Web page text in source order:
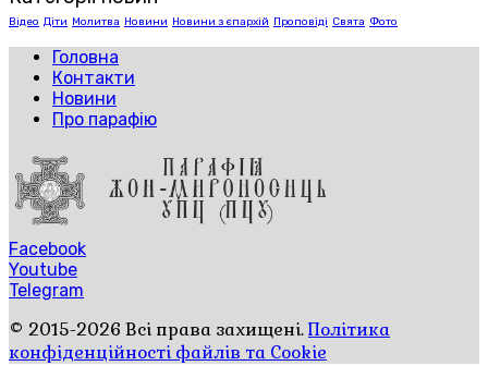
Відео Діти Молитва Новини Новини з єпархій Проповіді Свята Фото
Головна
Контакти
Новини
Про парафію
Facebook
Youtube
Telegram
© 2015-2026 Всі права захищені.Політика
конфіденційності файлів та Cookie